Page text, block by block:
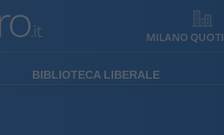
MILANO
BIBLIOTECA LIBERALE